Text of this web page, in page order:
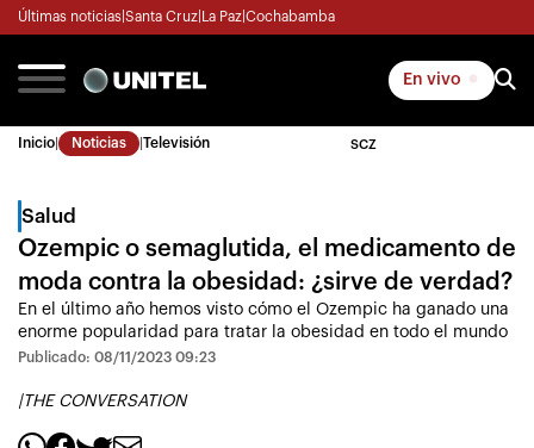
Últimas noticias Santa Cruz La Paz Cochabamba
En vivo
Inicio Noticias Televisión SCZ
Salud
Ozempic o semaglutida, el medicamento de
moda contra la obesidad: ¿sirve de verdad?
En el último año hemos visto cómo el Ozempic ha ganado una
enorme popularidad para tratar la obesidad en todo el mundo
Publicado: 08/11/2023 09:23
|THE CONVERSATION